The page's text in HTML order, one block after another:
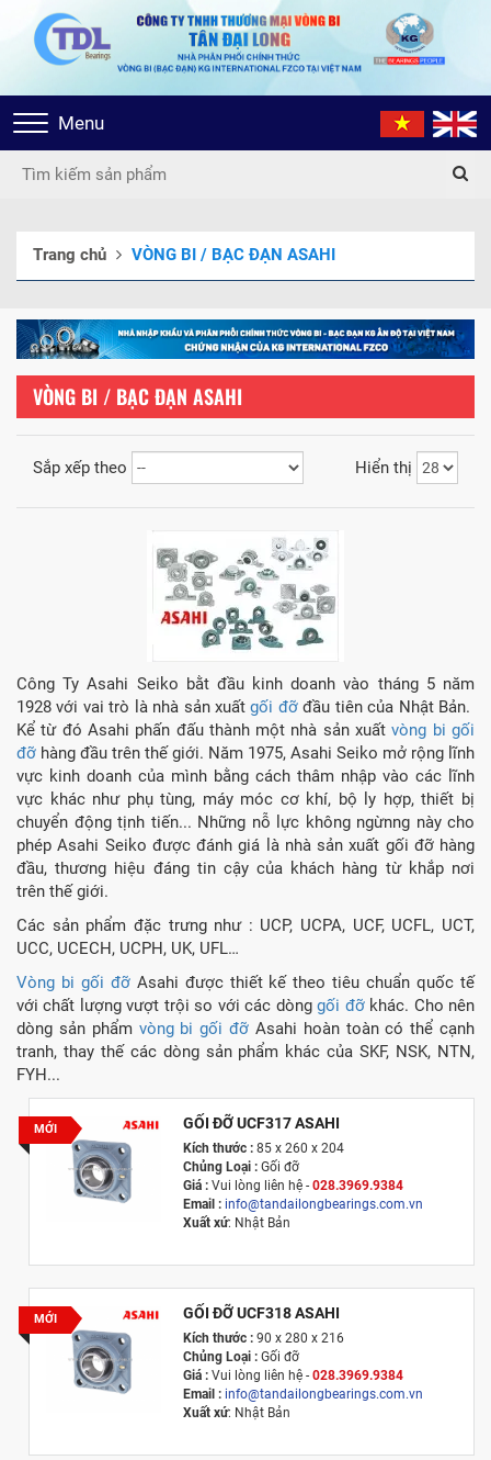
Toggle
navigation
Menu
Trang chủ VÒNG BI / BẠC ĐẠN ASAHI
VÒNG BI / BẠC ĐẠN ASAHI
Sắp xếp theo Hiển thị
Công Ty Asahi Seiko bằt đầu kinh doanh vào tháng 5 năm
1928 với vai trò là nhà sản xuấtgối đỡđầu tiên của Nhật Bản.
Kể từ đó Asahi phấn đấu thành một nhà sản xuấtvòng bi gối
đỡ hàng đầu trên thế giới. Năm 1975, Asahi Seiko mở rộng lĩnh
vực kinh doanh của mình bằng cách thâm nhập vào các lĩnh
vực khác như phụ tùng, máy móc cơ khí, bộ ly hợp, thiết bị
chuyển động tịnh tiến... Những nỗ lực không ngừnng này cho
phép Asahi Seiko được đánh giá là nhà sản xuất gối đỡ hàng
đầu, thương hiệu đáng tin cậy của khách hàng từ khắp nơi
trên thế giới.
Các sản phẩm đặc trưng như : UCP, UCPA, UCF, UCFL, UCT,
UCC, UCECH, UCPH, UK, UFL…
Vòng bi gối đỡAsahi được thiết kế theo tiêu chuẩn quốc tế
với chất lượng vượt trội so với các dònggối đỡkhác. Cho nên
dòng sản phẩm vòng bi gối đỡ Asahi hoàn toàn có thể cạnh
tranh, thay thế các dòng sản phẩm khác của SKF, NSK, NTN,
FYH...
MỚI GỐI ĐỠ UCF317 ASAHI
Kích thước :85 x 260 x 204
Chủng Loại : Gối đỡ
Giá :Vui lòng liên hệ - 028.3969.9384
Email : info@tandailongbearings.com.vn
Xuất xứ: Nhật Bản
MỚI GỐI ĐỠ UCF318 ASAHI
Kích thước :90 x 280 x 216
Chủng Loại : Gối đỡ
Giá :Vui lòng liên hệ - 028.3969.9384
Email : info@tandailongbearings.com.vn
Xuất xứ: Nhật Bản